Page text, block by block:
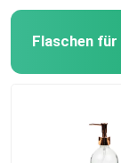
Flaschen